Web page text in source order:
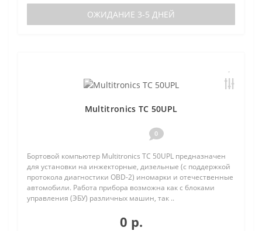
ОЖИДАНИЕ 3-5 ДНЕЙ
Multitronics TC 50UPL
0
Бортовой компьютер Multitronics TC 50UPL предназначен
для установки на инжекторные, дизельные (с поддержкой
протокола диагностики OBD-2) иномарки и отечественные
автомобили. Работа прибора возможна как с блоками
управления (ЭБУ) различных машин, так ..
0 р.